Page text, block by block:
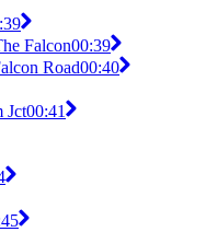
Falcon00:39
Road00:40
Jct00:41